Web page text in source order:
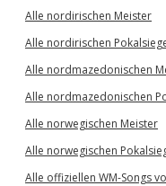
Alle nordirischen Meister
Alle nordirischen
Alle nordmazedonischen
Alle nordmazedonischen
Alle norwegischen Meister
Alle norwegischen
Alle offiziellen WM-Songs